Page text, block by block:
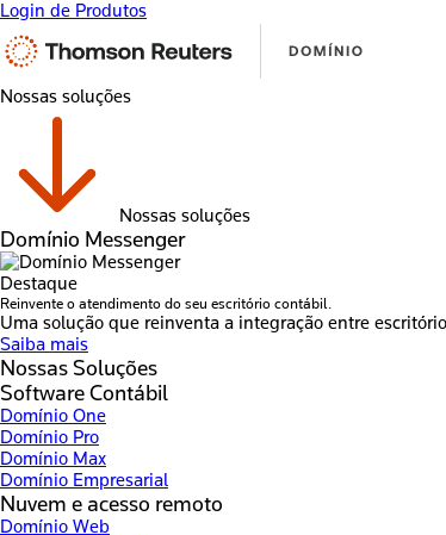
Login de Produtos
Nossas soluções
Nossas soluções
Domínio Messenger
Destaque
Reinvente o atendimento do seu escritório contábil.
Uma solução que reinventa a integração entre
Saiba mais
Nossas Soluções
Software Contábil
Domínio One
Domínio Pro
Domínio Max
Domínio Empresarial
Nuvem e acesso remoto
Domínio Web